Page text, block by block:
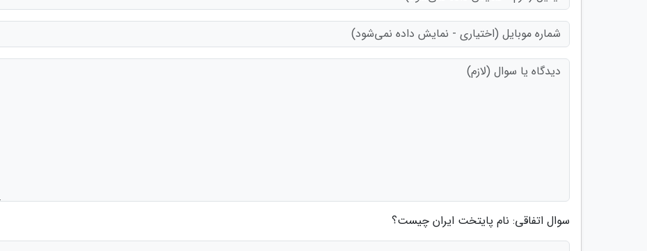
سوال اتفاقی: نام پایتخت ایران چیست؟